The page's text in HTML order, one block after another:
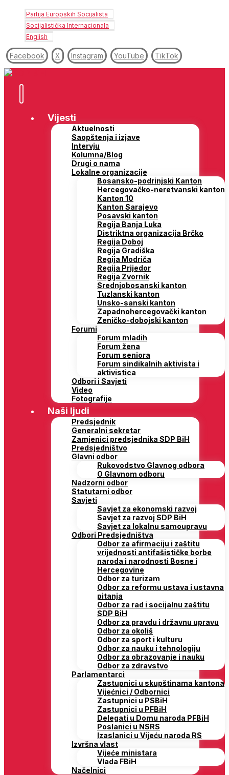
Partija Europskih Socijalista
Socijalistička Internacionala
English
Facebook X Instagram YouTube TikTok
Vijesti
Aktuelnosti
Saopštenja i izjave
Intervju
Kolumna/Blog
Drugi o nama
Lokalne organizacije
Bosansko-podrinjski Kanton
Hercegovačko-neretvanski kanton
Kanton 10
Kanton Sarajevo
Posavski kanton
Regija Banja Luka
Distriktna organizacija Brčko
Regija Doboj
Regija Gradiška
Regija Modriča
Regija Prijedor
Regija Zvornik
Srednjobosanski kanton
Tuzlanski kanton
Unsko-sanski kanton
Zapadnohercegovački kanton
Zeničko-dobojski kanton
Forumi
Forum mladih
Forum žena
Forum seniora
Forum sindikalnih aktivista i
aktivistica
Odbori i Savjeti
Video
Fotografije
Naši ljudi
Predsjednik
Generalni sekretar
Zamjenici predsjednika SDP BiH
Predsjedništvo
Glavni odbor
Rukovodstvo Glavnog odbora
O Glavnom odboru
Nadzorni odbor
Statutarni odbor
Savjeti
Savjet za ekonomski razvoj
Savjet za razvoj SDP BiH
Savjet za lokalnu samoupravu
Odbori Predsjedništva
Odbor za afirmaciju i zaštitu
vrijednosti antifašističke borbe
naroda i narodnosti Bosne i
Hercegovine
Odbor za turizam
Odbor za reformu ustava i ustavna
pitanja
Odbor za rad i socijalnu zaštitu
SDP BiH
Odbor za pravdu i državnu upravu
Odbor za okoliš
Odbor za sport i kulturu
Odbor za nauku i tehnologiju
Odbor za obrazovanje i nauku
Odbor za zdravstvo
Parlamentarci
Zastupnici u skupštinama kantona
Vijećnici / Odbornici
Zastupnici u PSBiH
Zastupnici u PFBiH
Delegati u Domu naroda PFBiH
Poslanici u NSRS
Izaslanici u Vijeću naroda RS
Izvršna vlast
Vijeće ministara
Vlada FBiH
Načelnici